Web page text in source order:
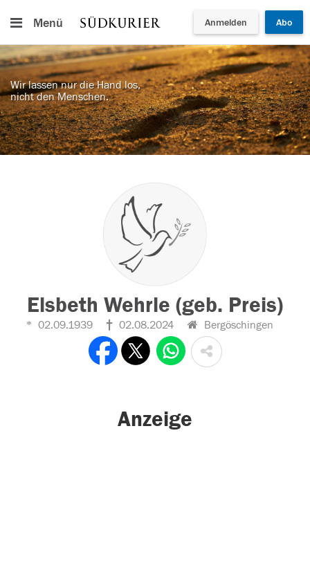
Menü Anmelden Abo
Wir lassen nur die Hand los,
nicht den Menschen.
Elsbeth Wehrle (geb. Preis)
02.09.1939 02.08.2024 Bergöschingen
Anzeige